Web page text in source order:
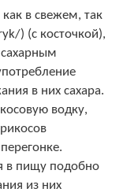
в свежем, так
) (с косточкой),
в них сахара.
водку,
в пищу подобно
из них